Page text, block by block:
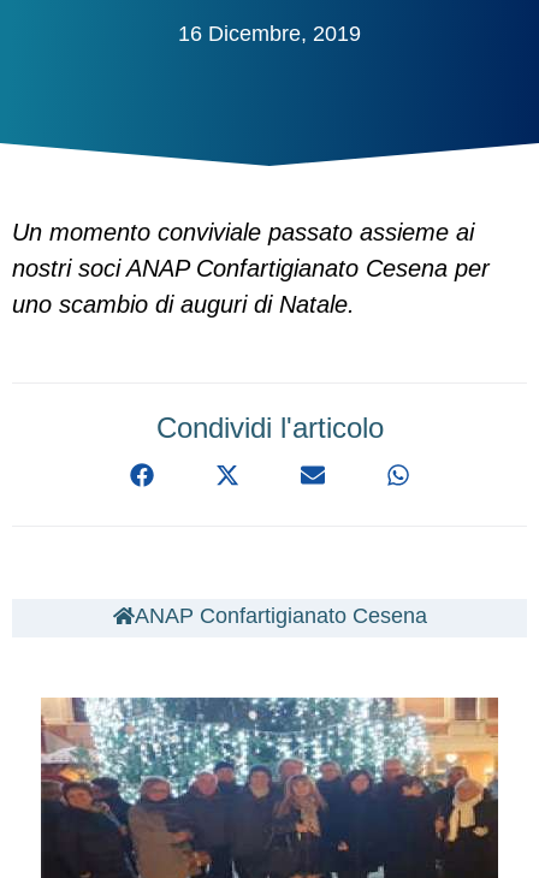
16 Dicembre, 2019
Un momento conviviale passato assieme ai
nostri soci ANAP Confartigianato Cesena per
uno scambio di auguri di Natale.
Condividi l'articolo
ANAP Confartigianato Cesena